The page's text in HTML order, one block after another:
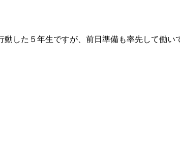
した５年生ですが、前日準備も率先して働い